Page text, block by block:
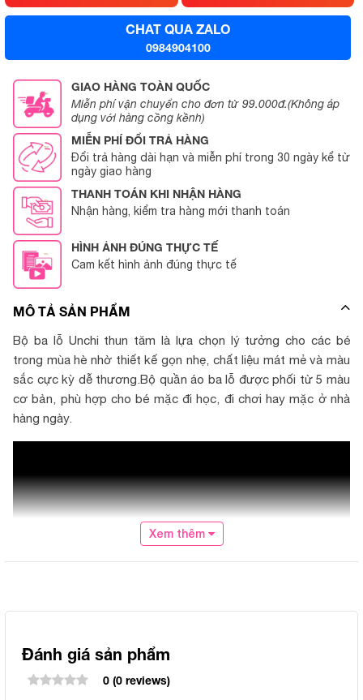
CHAT QUA ZALO
0984904100
GIAO HÀNG TOÀN QUỐC
Miễn phí vận chuyển cho đơn từ 99.000đ.(Không áp
dụng với hàng cồng kềnh)
MIỄN PHÍ ĐỔI TRẢ HÀNG
Đổi trả hàng dài hạn và miễn phí trong 30 ngày kể từ
ngày giao hàng
THANH TOÁN KHI NHẬN HÀNG
Nhận hàng, kiểm tra hàng mới thanh toán
HÌNH ẢNH ĐÚNG THỰC TẾ
Cam kết hình ảnh đúng thực tế
MÔ TẢ SẢN PHẨM
Bộ ba lỗ Unchi thun tăm là lựa chọn lý tưởng cho các bé
trong mùa hè nhờ thiết kế gọn nhẹ, chất liệu mát mẻ và màu
sắc cực kỳ dễ thương.Bộ quần áo ba lỗ được phối từ 5 màu
cơ bản, phù hợp cho bé mặc đi học, đi chơi hay mặc ở nhà
hàng ngày.
Xem thêm
Đánh giá sản phẩm
0 (0 reviews)